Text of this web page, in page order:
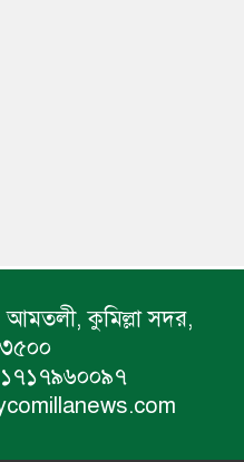
আমতলী, কুমিল্লা সদর,
৩৫০০